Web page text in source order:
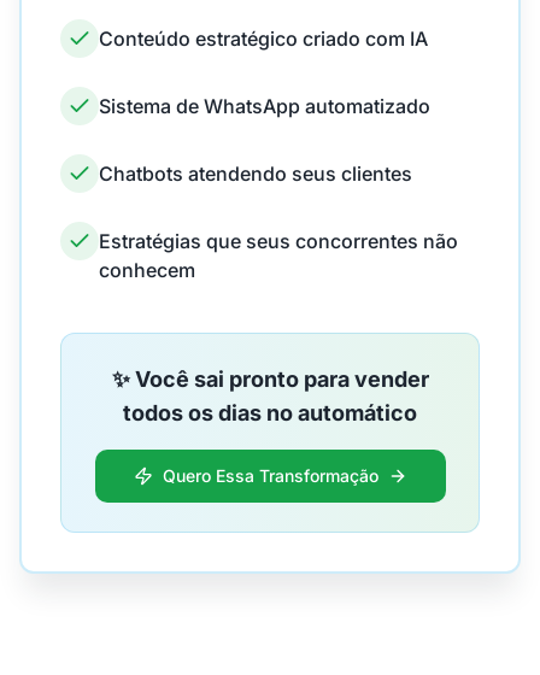
Conteúdo estratégico criado com IA
Sistema de WhatsApp automatizado
Chatbots atendendo seus clientes
Estratégias que seus concorrentes não
conhecem
✨ Você sai pronto para vender
todos os dias no automático
Quero Essa Transformação